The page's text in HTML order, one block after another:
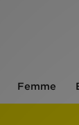
Femme